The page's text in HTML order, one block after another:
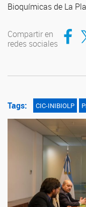
Bioquímicas de La
Compartir en
redes sociales
Tags: CIC-INIBIOLP